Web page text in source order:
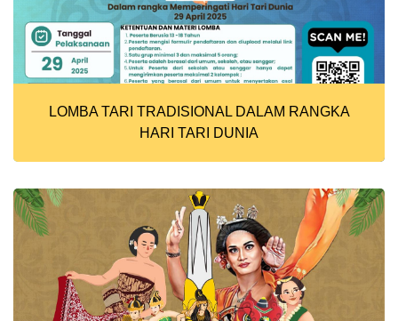
LOMBA TARI TRADISIONAL DALAM RANGKA
HARI TARI DUNIA